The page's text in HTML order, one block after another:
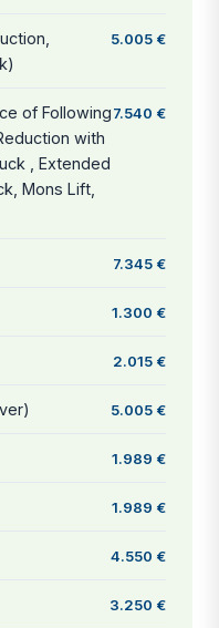
5.005 €
of Following
with
, Extended
Mons Lift,
7.540 €
7.345 €
1.300 €
2.015 €
5.005 €
1.989 €
1.989 €
4.550 €
3.250 €